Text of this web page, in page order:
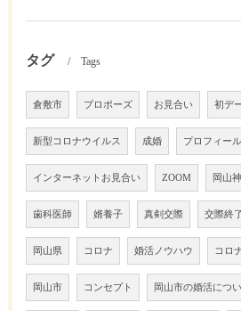
タグ Tags
倉敷市 プロポーズ お見合い 初デ
新型コロナウイルス 成婚 プロフィール
インターネットお見合い ZOOM 岡山
歯科医師 婿養子 真剣交際 交際終
岡山県 コロナ 婚活ノウハウ コロ
岡山市 コンセプト 岡山市の婚活につ